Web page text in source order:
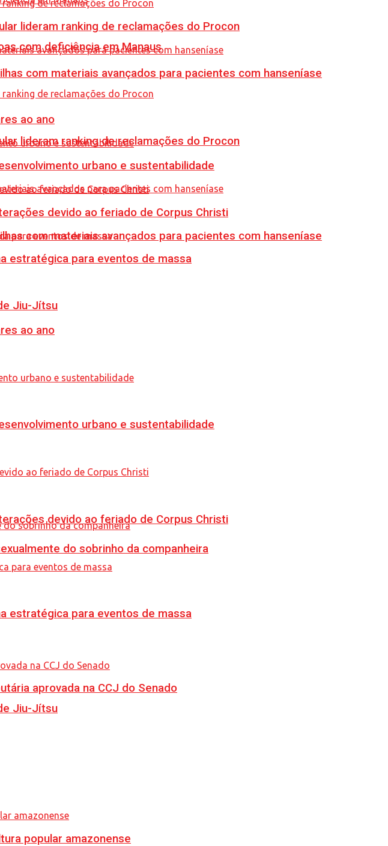
com deficiência em Manaus
lideram ranking de reclamações do Procon
com materiais avançados para pacientes com hanseníase
ao ano
urbano e sustentabilidade
devido ao feriado de Corpus Christi
estratégica para eventos de massa
Jiu-Jítsu
lideram ranking de reclamações do Procon
com materiais avançados para pacientes com hanseníase
ao ano
urbano e sustentabilidade
devido ao feriado de Corpus Christi
estratégica para eventos de massa
Jiu-Jítsu
do sobrinho da companheira
aprovada na CCJ do Senado
popular amazonense